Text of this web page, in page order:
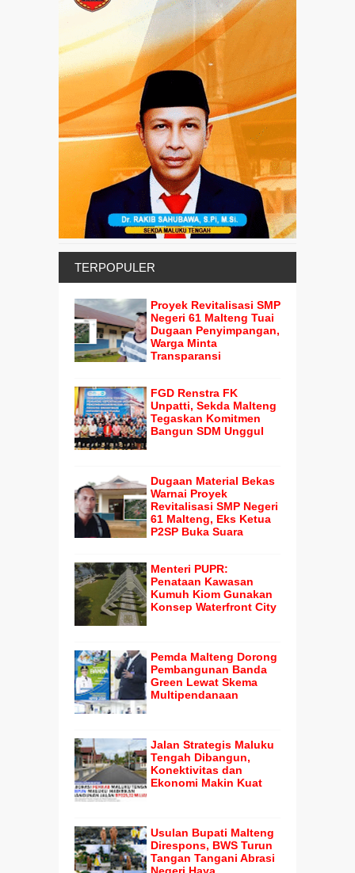
TERPOPULER
Proyek Revitalisasi SMP
Negeri 61 Malteng Tuai
Dugaan Penyimpangan,
Warga Minta
Transparansi
FGD Renstra FK
Unpatti, Sekda Malteng
Tegaskan Komitmen
Bangun SDM Unggul
Dugaan Material Bekas
Warnai Proyek
Revitalisasi SMP Negeri
61 Malteng, Eks Ketua
P2SP Buka Suara
Menteri PUPR:
Penataan Kawasan
Kumuh Kiom Gunakan
Konsep Waterfront City
Pemda Malteng Dorong
Pembangunan Banda
Green Lewat Skema
Multipendanaan
Jalan Strategis Maluku
Tengah Dibangun,
Konektivitas dan
Ekonomi Makin Kuat
Usulan Bupati Malteng
Direspons, BWS Turun
Tangan Tangani Abrasi